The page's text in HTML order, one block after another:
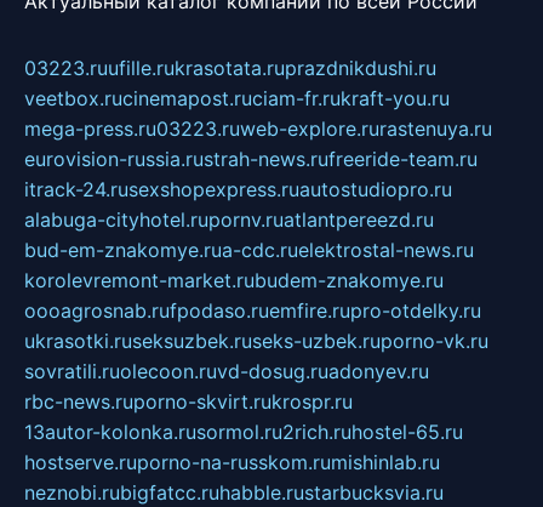
03223.ruufille.rukrasotata.ruprazdnikdushi.ru
veetbox.rucinemapost.ruciam-fr.rukraft-you.ru
mega-press.ru03223.ruweb-explore.rurastenuya.ru
eurovision-russia.rustrah-news.rufreeride-team.ru
itrack-24.rusexshopexpress.ruautostudiopro.ru
alabuga-cityhotel.rupornv.ruatlantpereezd.ru
bud-em-znakomye.rua-cdc.ruelektrostal-news.ru
korolevremont-market.rubudem-znakomye.ru
oooagrosnab.rufpodaso.ruemfire.rupro-otdelky.ru
ukrasotki.ruseksuzbek.ruseks-uzbek.ruporno-vk.ru
sovratili.ruolecoon.ruvd-dosug.ruadonyev.ru
rbc-news.ruporno-skvirt.rukrospr.ru
13autor-kolonka.rusormol.ru2rich.ruhostel-65.ru
hostserve.ruporno-na-russkom.rumishinlab.ru
neznobi.rubigfatcc.ruhabble.rustarbucksvia.ru